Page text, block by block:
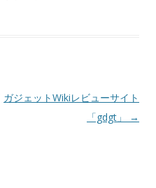
ガジェットWikiレビューサイト
「gdgt」
→